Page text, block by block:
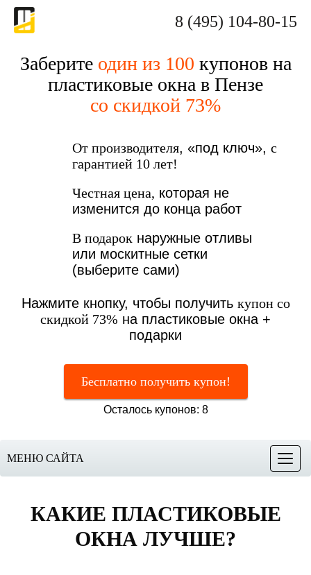
8 (495) 104-80-15
Заберите один из 100 купонов на
пластиковые окна в Пензе
со скидкой 73%
От производителя, «под ключ», с
гарантией 10 лет!
Честная цена, которая не
изменится до конца работ
В подарок наружные отливы
или москитные сетки
(выберите сами)
Нажмите кнопку, чтобы получить купон со
скидкой 73% на пластиковые окна +
подарки
Бесплатно получить купон!
Осталось купонов: 8
Меню
МЕНЮ САЙТА
КАКИЕ ПЛАСТИКОВЫЕ
ОКНА ЛУЧШЕ?